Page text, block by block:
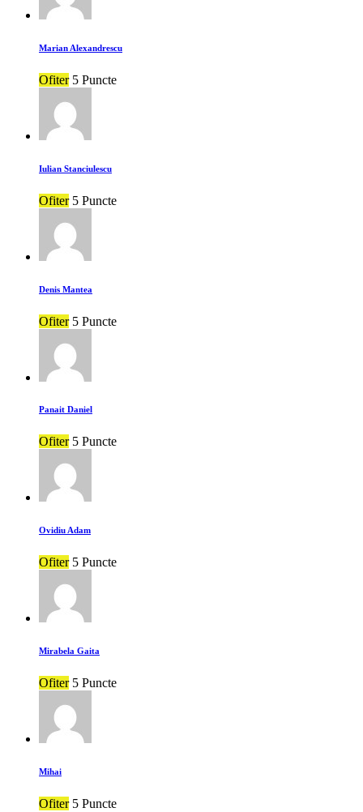
Marian Alexandrescu
Ofiter 5 Puncte
Iulian Stanciulescu
Ofiter 5 Puncte
Denis Mantea
Ofiter 5 Puncte
Panait Daniel
Ofiter 5 Puncte
Ovidiu Adam
Ofiter 5 Puncte
Mirabela Gaita
Ofiter 5 Puncte
Mihai
Ofiter 5 Puncte